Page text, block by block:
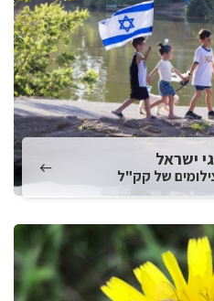
ישראל
של קק"ל